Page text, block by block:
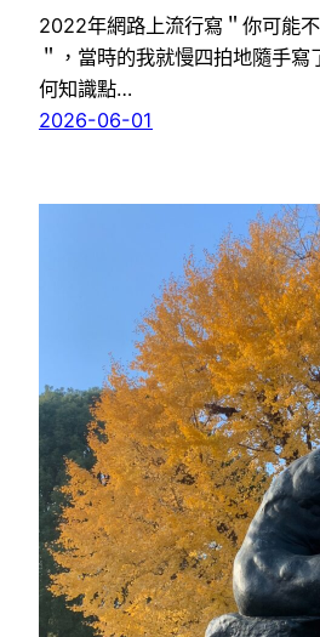
2022年網路上流行寫＂你可能
＂，當時的我就慢四拍地隨手
何知識點…
2026-06-01